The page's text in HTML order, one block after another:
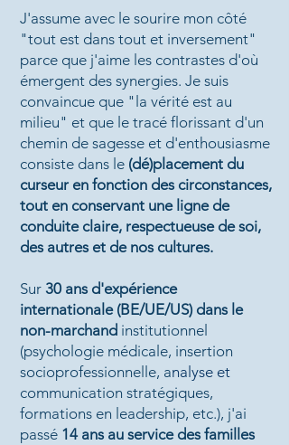
J'assume avec le sourire mon côté
"tout est dans tout et inversement"
parce que j'aime les contrastes d'où
émergent des synergies. Je suis
convaincue que "la vérité est au
milieu" et que le tracé florissant d'un
chemin de sagesse et d'enthousiasme
consiste dans le (dé)placement du
curseur en fonction des circonstances,
tout en conservant une ligne de
conduite claire, respectueuse de soi,
des autres et de nos cultures.
Sur 30 ans d'expérience
internationale (BE/UE/US) dans le
non-marchand institutionnel
(psychologie médicale, insertion
socioprofessionnelle, analyse et
communication stratégiques,
formations en leadership, etc.), j'ai
passé 14 ans au service des familles